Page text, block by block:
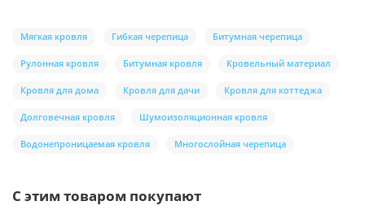
Мягкая кровля Гибкая черепица Битумная черепица
Рулонная кровля Битумная кровля Кровельный материал
Кровля для дома Кровля для дачи Кровля для коттеджа
Долговечная кровля Шумоизоляционная кровля
Водонепроницаемая кровля Многослойная черепица
С этим товаром покупают